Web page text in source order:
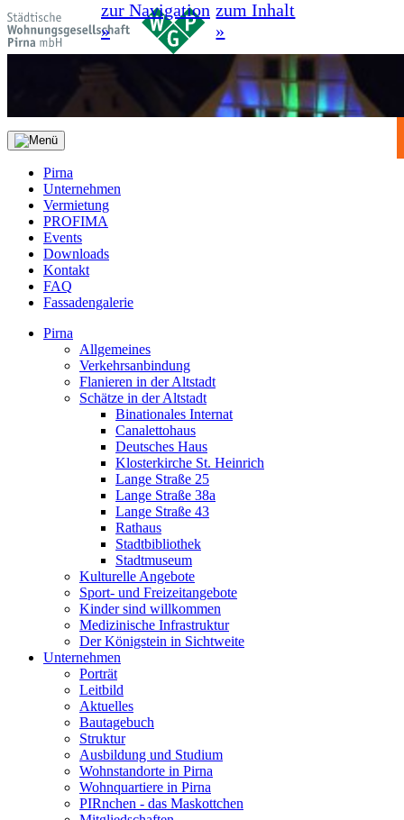
zur Navigation
»
zum Inhalt
»
Pirna
Unternehmen
Vermietung
PROFIMA
Events
Downloads
Kontakt
FAQ
Fassadengalerie
Pirna
Allgemeines
Verkehrsanbindung
Flanieren in der Altstadt
Schätze in der Altstadt
Binationales Internat
Canalettohaus
Deutsches Haus
Klosterkirche St. Heinrich
Lange Straße 25
Lange Straße 38a
Lange Straße 43
Rathaus
Stadtbibliothek
Stadtmuseum
Kulturelle Angebote
Sport- und Freizeitangebote
Kinder sind willkommen
Medizinische Infrastruktur
Der Königstein in Sichtweite
Unternehmen
Porträt
Leitbild
Aktuelles
Bautagebuch
Struktur
Ausbildung und Studium
Wohnstandorte in Pirna
Wohnquartiere in Pirna
PIRnchen - das Maskottchen